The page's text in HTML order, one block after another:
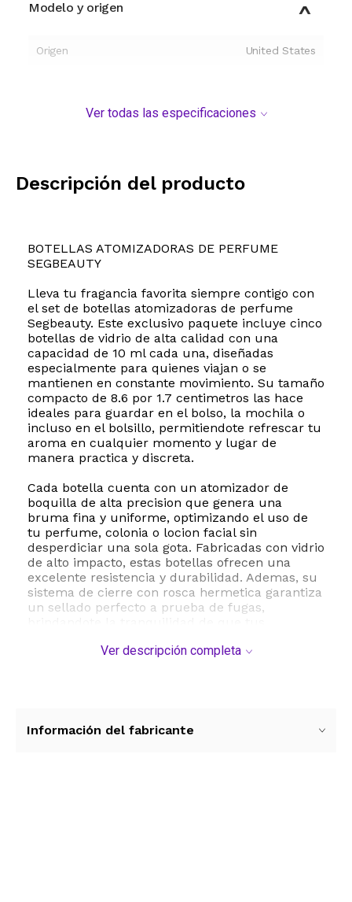
Modelo y origen
Origen United States
Ver todas las especificaciones
Descripción del producto
BOTELLAS ATOMIZADORAS DE PERFUME
SEGBEAUTY
Lleva tu fragancia favorita siempre contigo con
el set de botellas atomizadoras de perfume
Segbeauty. Este exclusivo paquete incluye cinco
botellas de vidrio de alta calidad con una
capacidad de 10 ml cada una, diseñadas
especialmente para quienes viajan o se
mantienen en constante movimiento. Su tamaño
compacto de 8.6 por 1.7 centimetros las hace
ideales para guardar en el bolso, la mochila o
incluso en el bolsillo, permitiendote refrescar tu
aroma en cualquier momento y lugar de
manera practica y discreta.
Cada botella cuenta con un atomizador de
boquilla de alta precision que genera una
bruma fina y uniforme, optimizando el uso de
tu perfume, colonia o locion facial sin
desperdiciar una sola gota. Fabricadas con vidrio
de alto impacto, estas botellas ofrecen una
excelente resistencia y durabilidad. Ademas, su
sistema de cierre con rosca hermetica garantiza
un sellado perfecto a prueba de fugas,
accidentales.
permite verter tus liquidos de forma limpia y
Ver descripción completa
Información del fabricante